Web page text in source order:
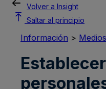
Volver a Insight
Saltar al principio
Información >